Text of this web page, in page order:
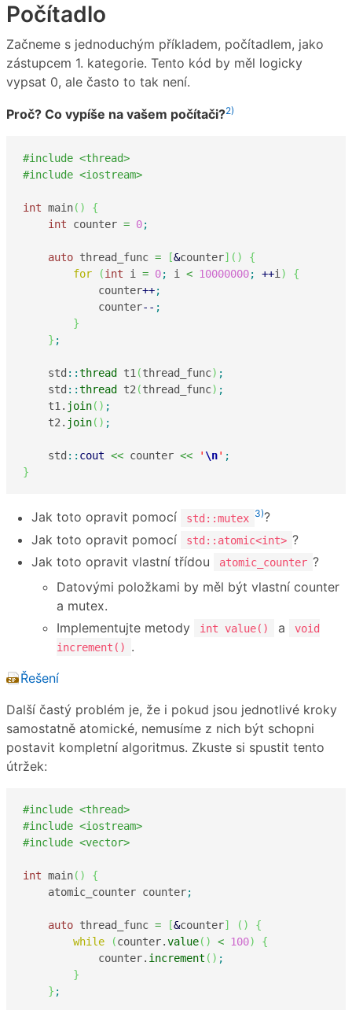
Počítadlo
Začneme s jednoduchým příkladem, počítadlem, jako
zástupcem 1. kategorie. Tento kód by měl logicky
vypsat 0, ale často to tak není.
Proč? Co vypíše na vašem počítači?2)
#include <thread>
#include <iostream>
int main( )
{
int counter = 0;
auto thread_func = [&counter] ( )
{
for
(int i = 0; i < 10000000; ++i )
{
            counter
++;
            counter
-- ;
}
} ;
    std
::thread t1 (thread_func) ;
    std
::thread t2 (thread_func) ;
    t1.
join( ) ;
    t2.
join( ) ;
    std
:: cout << counter << ' \n' ;
}
Jak toto opravit pomocí std::mutex 3)?
Jak toto opravit pomocí
std::atomic<int> ?
Jak toto opravit vlastní třídou
atomic_counter ?
Datovými položkami by měl být vlastní counter
a mutex.
Implementujte metody
int value() a
void
increment()
.
Řešení
Další častý problém je, že i pokud jsou jednotlivé kroky
samostatně atomické, nemusíme z nich být schopni
postavit kompletní algoritmus. Zkuste si spustit tento
útržek:
#include <thread>
#include <iostream>
#include <vector>
int main( )
{
    atomic_counter counter
;
auto thread_func = [&counter] ( )
{
while
(counter.value( ) < 100)
{
            counter.
increment ( ) ;
}
} ;